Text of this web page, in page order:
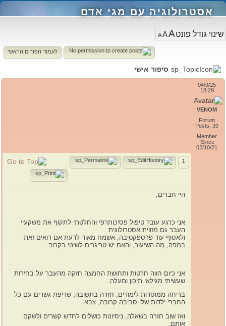
אסטרולוגיה עם מגי אדם
AAA
לעמוד הפורום הראשי
סיפור אישי
04/9/25
18:29
VENOM
Forum
Posts: 39
Member
Since:
02/10/21
1
היי חברים,
אני כרגע עובר טיפול פסיכותרפי והחלטתי לתקוף את משקעיי
העבר גם מזווית אסטרולוגית
ולאסוף עוד פרספקטיבה, אשמח מאוד לדעת אם רואים זאת
במפה, מה השיעור, והאם יש טריגרים לשינוי בקרוב.
אני כיום חווה חרטות ותחושת החמצה חזקה מהעבר על בחירות
שעשיתי מגילאי תיכון ומעלה.
בריחה ממוסדות לימודים, חזרה בתשובה, שריפת גשרים עם כל
החברי ילדות שלי סביבה קרובה, צבא.
ואז שוב חזרה בשאלה, ניסיונות כושלים לחדש קשרים ולשקם
אותם.